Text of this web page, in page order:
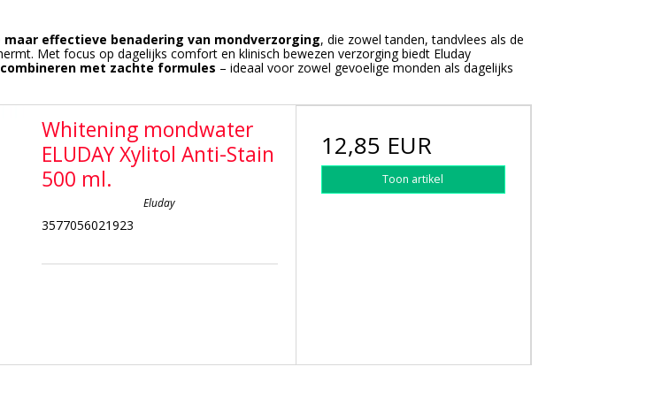
maar effectieve benadering van mondverzorging, die zowel tanden, tandvlees als de
Met focus op dagelijks comfort en klinisch bewezen verzorging biedt Eluday
met zachte formules – ideaal voor zowel gevoelige monden als dagelijks
Whitening mondwater
ELUDAY Xylitol Anti-Stain
500 ml.
Eluday
3577056021923
12,85 EUR
Toon artikel